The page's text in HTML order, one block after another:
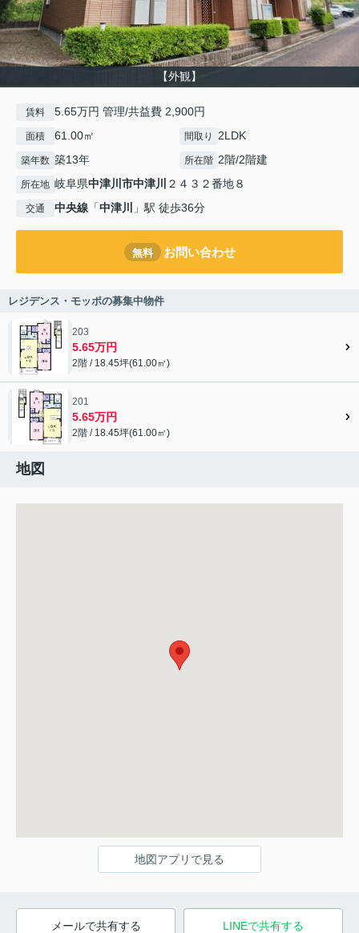
【外観】
賃料 5.65万円 管理/共益費 2,900円
面積 61.00㎡ 間取り 2LDK
築年数 築13年 所在階 2階/2階建
所在地 岐阜県中津川市中津川 ２４３２番地８
交通 中央線 「中津川 」駅 徒歩36分
無料 お問い合わせ
レジデンス・モッポの募集中物件
203
5.65万円
2階 / 18.45坪(61.00㎡)
201
5.65万円
2階 / 18.45坪(61.00㎡)
地図
地図アプリで見る
メールで共有する LINEで共有する